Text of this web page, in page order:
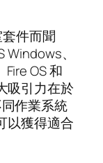
件而聞
、
OS 和
吸引力在於
作業系統
以獲得適合